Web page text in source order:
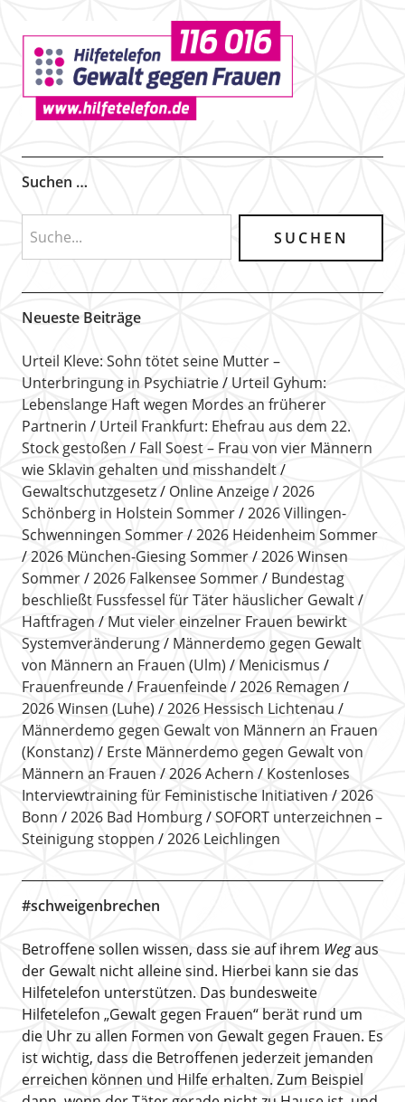
Suchen …
Neueste Beiträge
Urteil Kleve: Sohn tötet seine Mutter –
Unterbringung in Psychiatrie
Urteil Gyhum:
Lebenslange Haft wegen Mordes an früherer
Partnerin
Urteil Frankfurt: Ehefrau aus dem 22.
Stock gestoßen
Fall Soest – Frau von vier Männern
wie Sklavin gehalten und misshandelt
Gewaltschutzgesetz
Online Anzeige
2026
Schönberg in Holstein Sommer
2026 Villingen-
Schwenningen Sommer
2026 Heidenheim Sommer
2026 München-Giesing Sommer
2026 Winsen
Sommer
2026 Falkensee Sommer
Bundestag
beschließt Fussfessel für Täter häuslicher Gewalt
Haftfragen
Mut vieler einzelner Frauen bewirkt
Systemveränderung
Männerdemo gegen Gewalt
von Männern an Frauen (Ulm)
Menicismus
Frauenfreunde
Frauenfeinde
2026 Remagen
2026 Winsen (Luhe)
2026 Hessisch Lichtenau
Männerdemo gegen Gewalt von Männern an Frauen
(Konstanz)
Erste Männerdemo gegen Gewalt von
Männern an Frauen
2026 Achern
Kostenloses
Interviewtraining für Feministische Initiativen
2026
Bonn
2026 Bad Homburg
SOFORT unterzeichnen –
Steinigung stoppen
2026 Leichlingen
#schweigenbrechen
Betroffene sollen wissen, dass sie auf ihrem Wegaus
der Gewalt nicht alleine sind. Hierbei kann sie das
Hilfetelefon unterstützen. Das bundesweite
Hilfetelefon „Gewalt gegen Frauen“ berät rund um
die Uhr zu allen Formen von Gewalt gegen Frauen. Es
ist wichtig, dass die Betroffenen jederzeit jemanden
erreichen können und Hilfe erhalten. Zum Beispiel